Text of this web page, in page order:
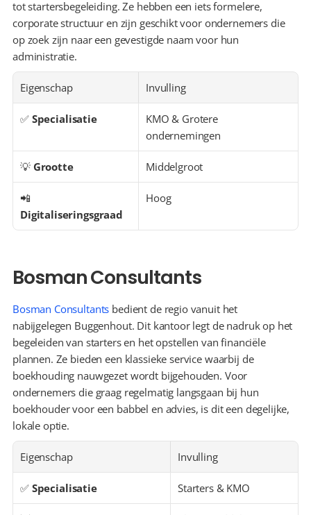
tot startersbegeleiding. Ze hebben een iets formelere,
corporate structuur en zijn geschikt voor ondernemers die
op zoek zijn naar een gevestigde naam voor hun
administratie.
Eigenschap Invulling
✅ Specialisatie
KMO & Grotere
ondernemingen
💡 Grootte Middelgroot
Digitaliseringsgraad
Hoog
Bosman Consultants
Bosman Consultants bedient de regio vanuit het
nabijgelegen Buggenhout. Dit kantoor legt de nadruk op het
begeleiden van starters en het opstellen van financiële
plannen. Ze bieden een klassieke service waarbij de
boekhouding nauwgezet wordt bijgehouden. Voor
ondernemers die graag regelmatig langsgaan bij hun
boekhouder voor een babbel en advies, is dit een degelijke,
lokale optie.
Eigenschap Invulling
✅ Specialisatie Starters & KMO